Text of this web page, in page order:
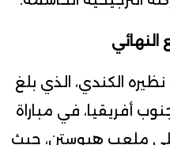
الكندي، الذي بلغ
أفريقيا، في مباراة
4 يوليوز على ملعب هيوستن، حيث